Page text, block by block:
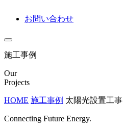
お問い合わせ
施工事例
Our
Projects
HOME 施工事例 太陽光設置工事
Connecting Future Energy.